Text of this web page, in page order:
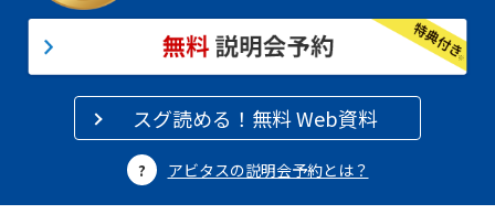
スグ読める！無料 Web資料
アビタスの説明会予約とは？